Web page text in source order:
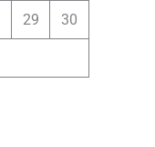
29 30